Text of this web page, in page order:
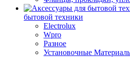
бытовой техники
Electrolux
Wpro
Разное
Установочные